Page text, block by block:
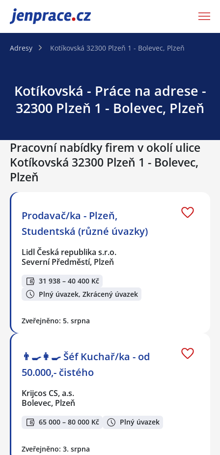
JenPráce.cz
Adresy Kotíkovská 32300 Plzeň 1 - Bolevec, Plzeň
Kotíkovská - Práce na adrese -
32300 Plzeň 1 - Bolevec, Plzeň
Pracovní nabídky firem v okolí ulice
Kotíkovská 32300 Plzeň 1 - Bolevec,
Plzeň
Prodavač/ka - Plzeň,
Studentská (různé úvazky)
Lidl Česká republika s.r.o.
Severní Předměstí, Plzeň
31 938 – 40 400 Kč
Plný úvazek, Zkrácený úvazek
Zveřejněno: 5. srpna
👨‍🍳👩‍🍳​​​​​​​ Šéf Kuchař/ka - od
50.000,- čistého
Krijcos CS, a.s.
Bolevec, Plzeň
65 000 – 80 000 Kč Plný úvazek
Zveřejněno: 3. srpna